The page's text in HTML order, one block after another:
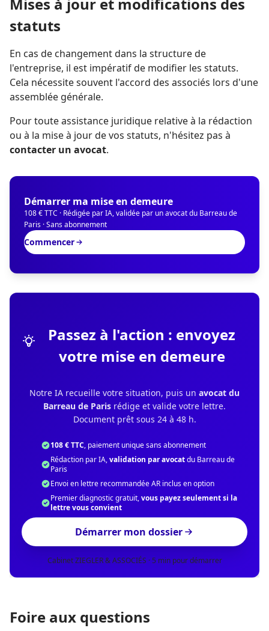
statuts
En cas de changement dans la structure de
l'entreprise, il est impératif de modifier les statuts.
Cela nécessite souvent l'accord des associés lors d'une
assemblée générale.
Pour toute assistance juridique relative à la rédaction
ou à la mise à jour de vos statuts, n'hésitez pas à
contacter un avocat.
Démarrer ma mise en demeure
108 € TTC · Rédigée par IA, validée par un avocat du Barreau de
Paris · Sans abonnement
Commencer
Passez à l'action : envoyez
votre mise en demeure
Notre IA recueille votre situation, puis un avocat du
Barreau de Paris rédige et valide votre lettre.
Document prêt sous 24 à 48 h.
108 € TTC, paiement unique sans abonnement
Rédaction par IA,validation par avocatdu Barreau de
Paris
Envoi en lettre recommandée AR inclus en option
Premier diagnostic gratuit,vous payez seulement si la
lettre vous convient
Démarrer mon dossier
Cabinet ZIEGLER & ASSOCIÉS · 5 min pour démarrer
Foire aux questions